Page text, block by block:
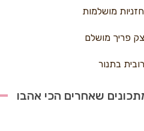
מושלמות
פריך מושלם
בתנור
שאחרים הכי אהבו